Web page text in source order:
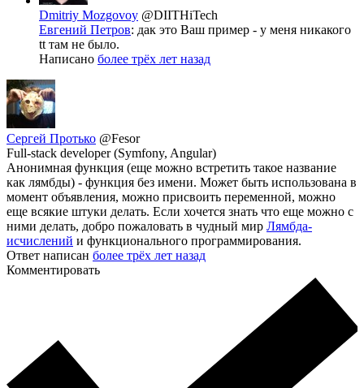
Dmitriy Mozgovoy @DIITHiTech
Евгений Петров: дак это Ваш пример - у меня никакого
tt там не было.
Написано более трёх лет назад
Сергей Протько @Fesor
Full-stack developer (Symfony, Angular)
Анонимная функция (еще можно встретить такое название
как лямбды) - функция без имени. Может быть использована в
момент объявления, можно присвоить переменной, можно
еще всякие штуки делать. Если хочется знать что еще можно с
ними делать, добро пожаловать в чудный мир Лямбда-
исчислений и функционального программирования.
Ответ написан более трёх лет назад
Комментировать